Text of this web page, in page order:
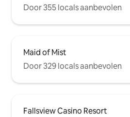
Door 355 locals aanbevolen
Maid of Mist
Door 329 locals aanbevolen
Fallsview Casino Resort